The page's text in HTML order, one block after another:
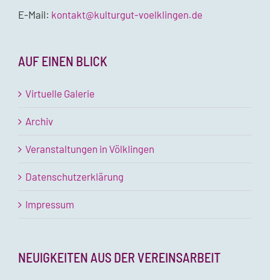
E-Mail: kontakt@kulturgut-voelklingen.de
AUF EINEN BLICK
Virtuelle Galerie
Archiv
Veranstaltungen in Völklingen
Datenschutzerklärung
Impressum
NEUIGKEITEN AUS DER VEREINSARBEIT